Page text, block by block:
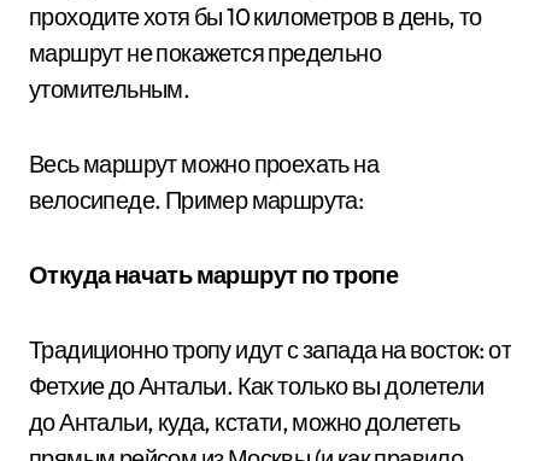
проходите хотя бы 10 километров в день, то
маршрут не покажется предельно
утомительным.
Весь маршрут можно проехать на
велосипеде. Пример маршрута:
Откуда начать маршрут по тропе
Традиционно тропу идут с запада на восток: от
Фетхие до Антальи. Как только вы долетели
до Антальи, куда, кстати, можно долететь